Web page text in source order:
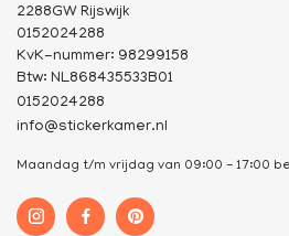
2288GW Rijswijk
0152024288
KvK-nummer: 98299158
Btw: NL868435533B01
0152024288
info@stickerkamer.nl
Maandag t/m vrijdag van 09:00 - 17:00